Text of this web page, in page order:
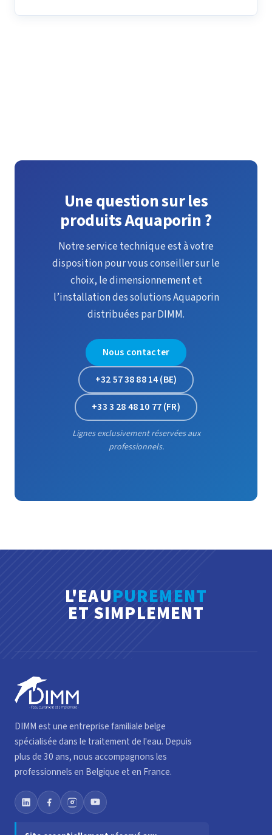
Une question sur les
produits Aquaporin ?
Notre service technique est à votre
disposition pour vous conseiller sur le
choix, le dimensionnement et
l’installation des solutions Aquaporin
distribuées par DIMM.
Nous contacter
+32 57 38 88 14 (BE)
+33 3 28 48 10 77 (FR)
Lignes exclusivement réservées aux
professionnels.
L'EAUPUREMENT
ET SIMPLEMENT
DIMM est une entreprise familiale belge
spécialisée dans le traitement de l'eau. Depuis
plus de 30 ans, nous accompagnons les
professionnels en Belgique et en France.